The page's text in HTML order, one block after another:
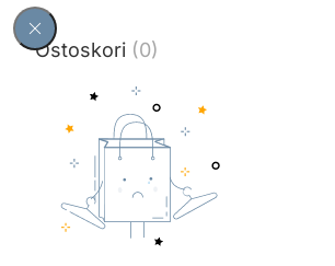
Ostoskori (0)